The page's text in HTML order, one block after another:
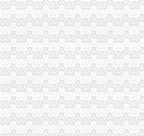
重庆渝中区2017年卫生类应
重庆代办营业执照
重庆代办尼泊尔签证_重庆
公司是做品牌服装代理的,
重庆锦钰财务咨询部：公司
重庆代办公司
重庆代办汽车上户|重庆代办
重庆注册公司营业执照代办